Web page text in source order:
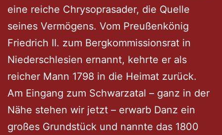
eine reiche Chrysoprasader, die Quelle
seines Vermögens. Vom Preußenkönig
Friedrich II. zum Bergkommissionsrat in
Niederschlesien ernannt, kehrte er als
reicher Mann 1798 in die Heimat zurück.
Am Eingang zum Schwarzatal – ganz in der
Nähe stehen wir jetzt – erwarb Danz ein
großes Grundstück und nannte das 1800